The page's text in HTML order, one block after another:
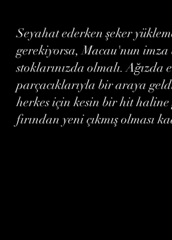
Seyahat ederken şeker
gerekiyorsa, Macau'nun
stoklarınızda olmalı. Ağızda
parçacıklarıyla bir araya
herkes için kesin bir hit
fırından yeni çıkmış olması